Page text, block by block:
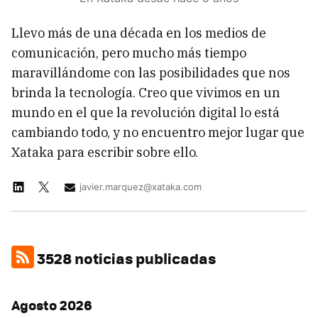
Llevo más de una década en los medios de
comunicación, pero mucho más tiempo
maravillándome con las posibilidades que nos
brinda la tecnología. Creo que vivimos en un
mundo en el que la revolución digital lo está
cambiando todo, y no encuentro mejor lugar que
Xataka para escribir sobre ello.
javier.marquez@xataka.com
3528 noticias publicadas
Agosto 2026